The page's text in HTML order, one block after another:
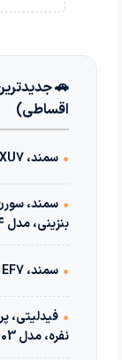
🚗
اقساطی)
• سمند، LX، XU7، مدل 1394
•
بنزینی، مدل 1404
• سمند، LX، EF7، مدل 1393
•
نفره، مدل 1403